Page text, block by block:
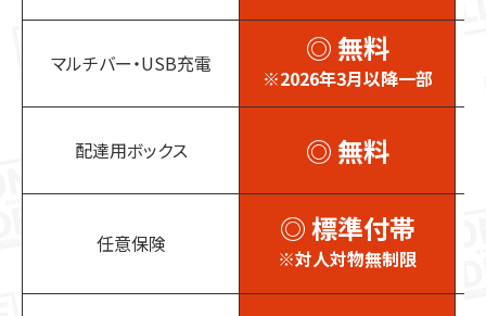
マルチバー・USB充電 ◎ 無料
※2026年3月以降一部
配達用ボックス ◎ 無料
任意保険 ◎ 標準付帯
※対人対物無制限